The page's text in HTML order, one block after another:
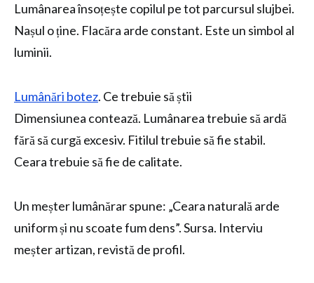
Lumânarea însoțește copilul pe tot parcursul slujbei.
Nașul o ține. Flacăra arde constant. Este un simbol al
luminii.
Lumânări botez. Ce trebuie să știi
Dimensiunea contează. Lumânarea trebuie să ardă
fără să curgă excesiv. Fitilul trebuie să fie stabil.
Ceara trebuie să fie de calitate.
Un meșter lumânărar spune: „Ceara naturală arde
uniform și nu scoate fum dens”. Sursa. Interviu
meșter artizan, revistă de profil.